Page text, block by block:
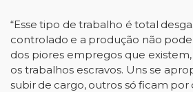
“Esse tipo de trabalho é total
controlado e a produção não pode
dos piores empregos que
os trabalhos escravos. Uns se
subir de cargo, outros só ficam por